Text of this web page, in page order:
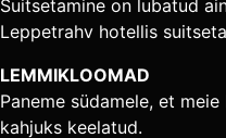
Suitsetamine on lubatud
Leppetrahv hotellis
LEMMIKLOOMAD
Paneme südamele, et
kahjuks keelatud.